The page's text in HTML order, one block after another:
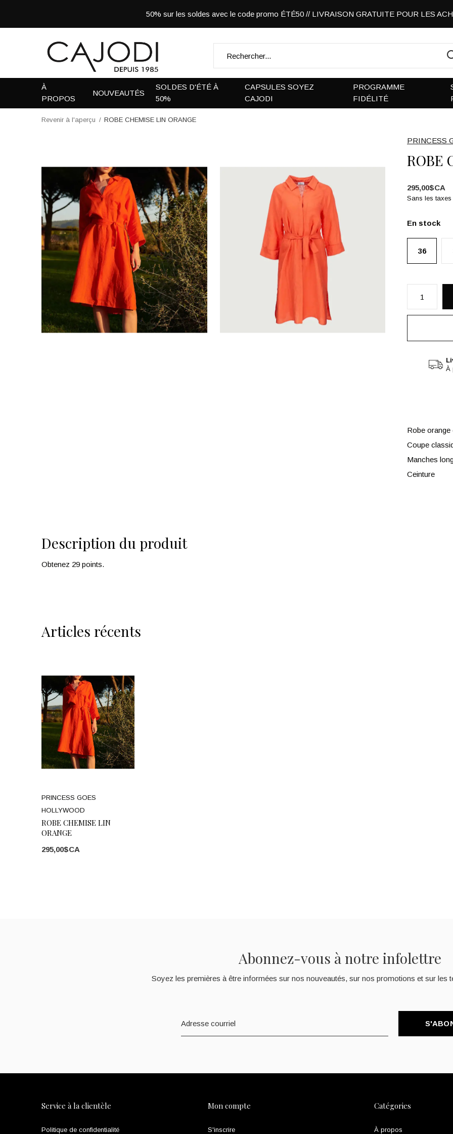
À
PROPOS
NOUVEAUTÉS
SOLDES D'ÉTÉ À
50%
CAPSULES SOYEZ
CAJODI
PROGRAMME
FIDÉLITÉ
50% sur les soldes avec le code promo ÉTÉ50 // LIVRAISON GRATUITE POUR LES
Revenir à l'aperçu ROBE CHEMISE LIN ORANGE
PRINCESS
ROBE
295,00$CA
Sans les taxes
En stock
36
À
Robe
Coupe
Manches
Ceinture
Description du produit
Obtenez 29 points.
Articles récents
PRINCESS GOES
HOLLYWOOD
ROBE CHEMISE LIN
ORANGE
295,00$CA
Abonnez-vous à notre infolettre
Soyez les premières à être informées sur nos nouveautés, sur nos promotions et sur les
Service à la clientèle
Politique de confidentialité
Mon compte
S'inscrire
Catégories
À propos